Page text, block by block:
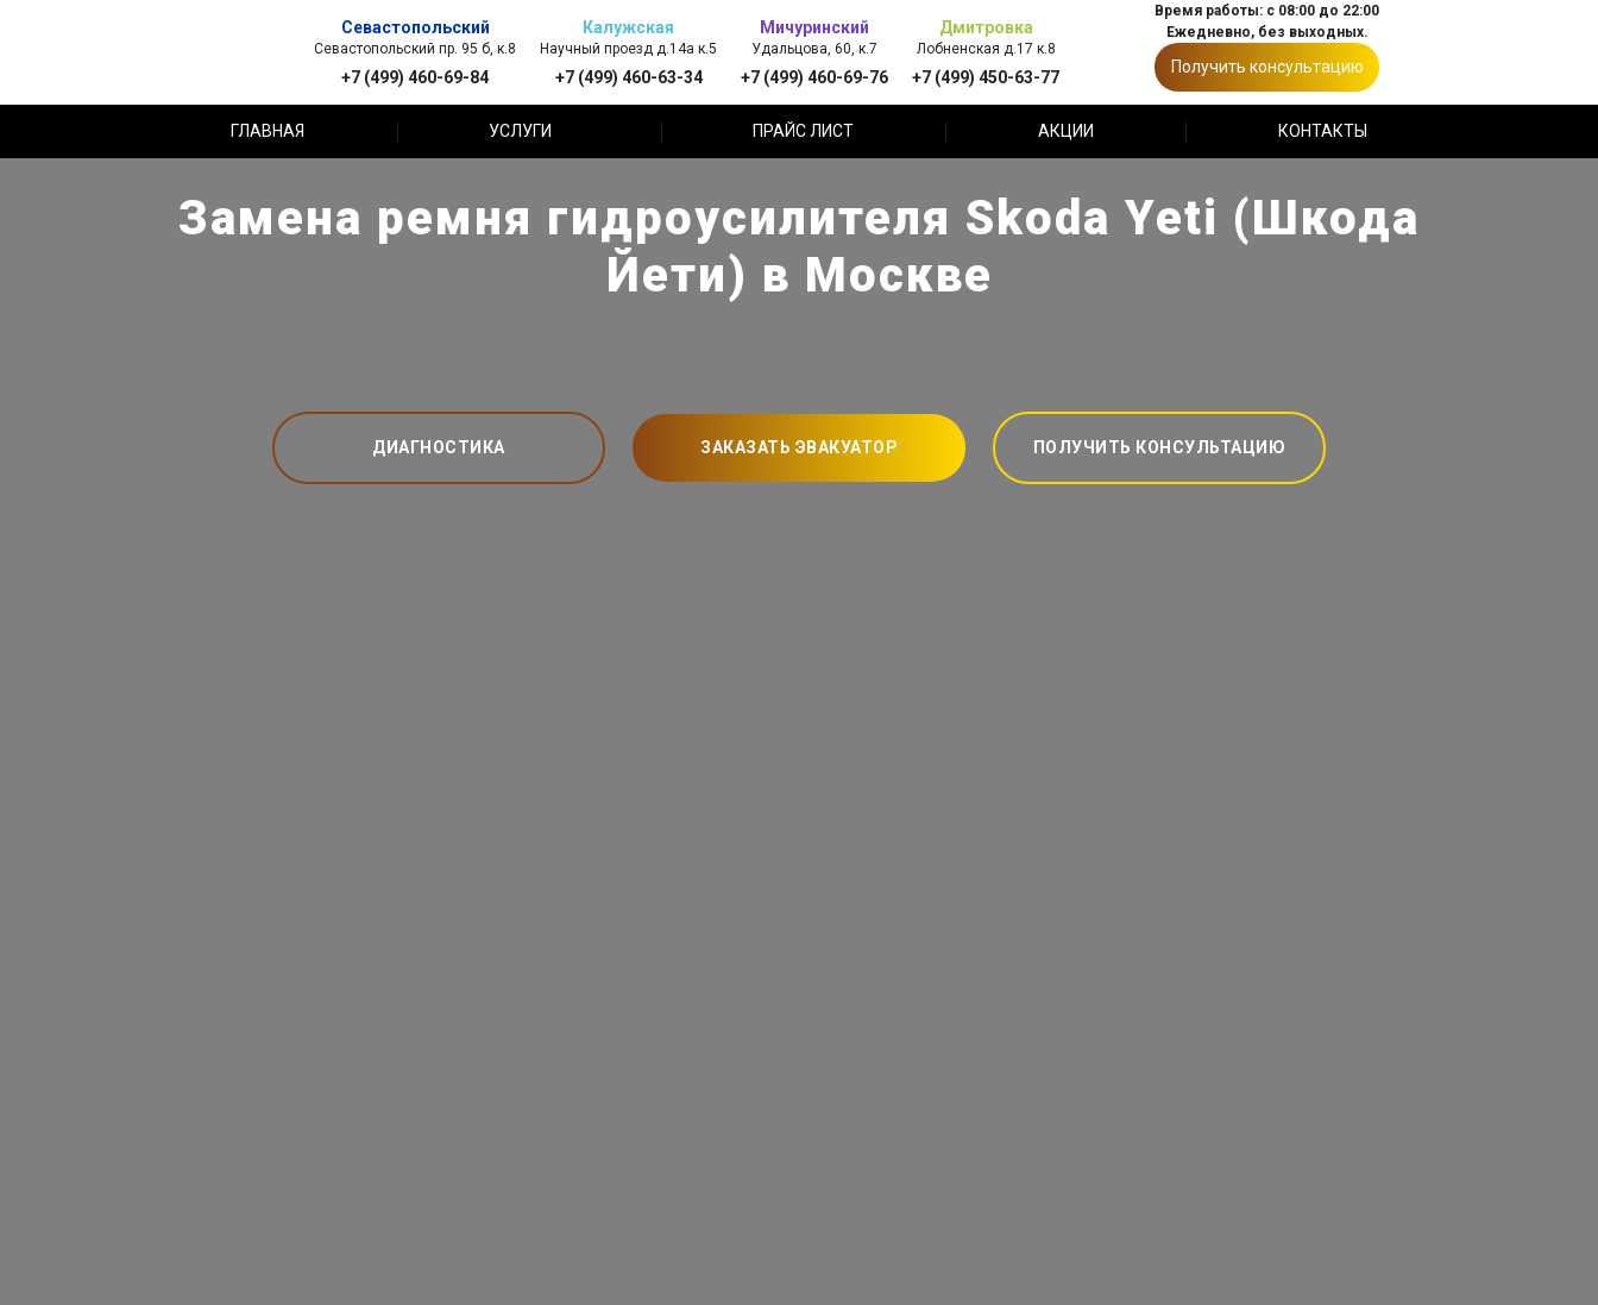
Севастопольский
Севастопольский пр. 95 б, к.8
+7 (499) 460-69-84
Калужская
Научный проезд д.14а к.5
+7 (499) 460-63-34
Мичуринский
Удальцова, 60, к.7
+7 (499) 460-69-76
Дмитровка
Лобненская д.17 к.8
+7 (499) 450-63-77
Время работы: с 08:00 до 22:00
Ежедневно, без выходных.
Получить консультацию
ГЛАВНАЯ УСЛУГИ ПРАЙС ЛИСТ АКЦИИ КОНТАКТЫ
Замена ремня гидроусилителя Skoda Yeti (Шкода
Йети) в Москве
ДИАГНОСТИКА ЗАКАЗАТЬ ЭВАКУАТОР ПОЛУЧИТЬ КОНСУЛЬТАЦИЮ